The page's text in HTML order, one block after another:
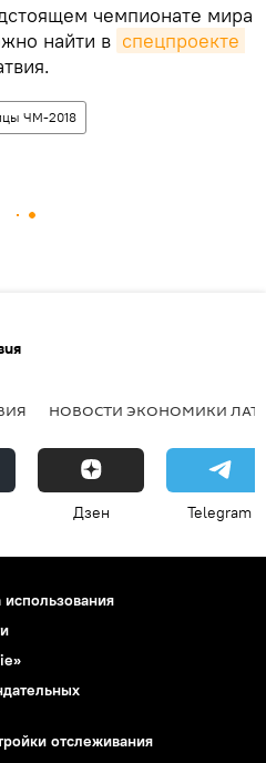
чемпионате мира
найти в спецпроекте
ЧМ-2018
НОВОСТИ ЭКОНОМИКИ
Дзен Telegram
использования
отслеживания